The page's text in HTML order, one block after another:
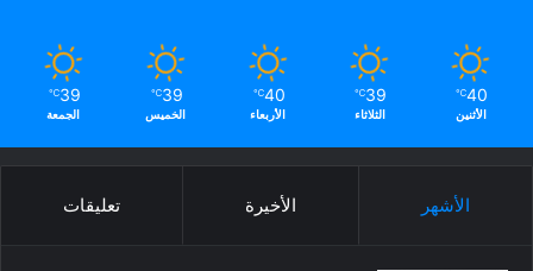
40
℃
الأثنين
39
℃
الثلاثاء
40
℃
الأربعاء
39
℃
الخميس
39
℃
الجمعة
الأشهر الأخيرة تعليقات